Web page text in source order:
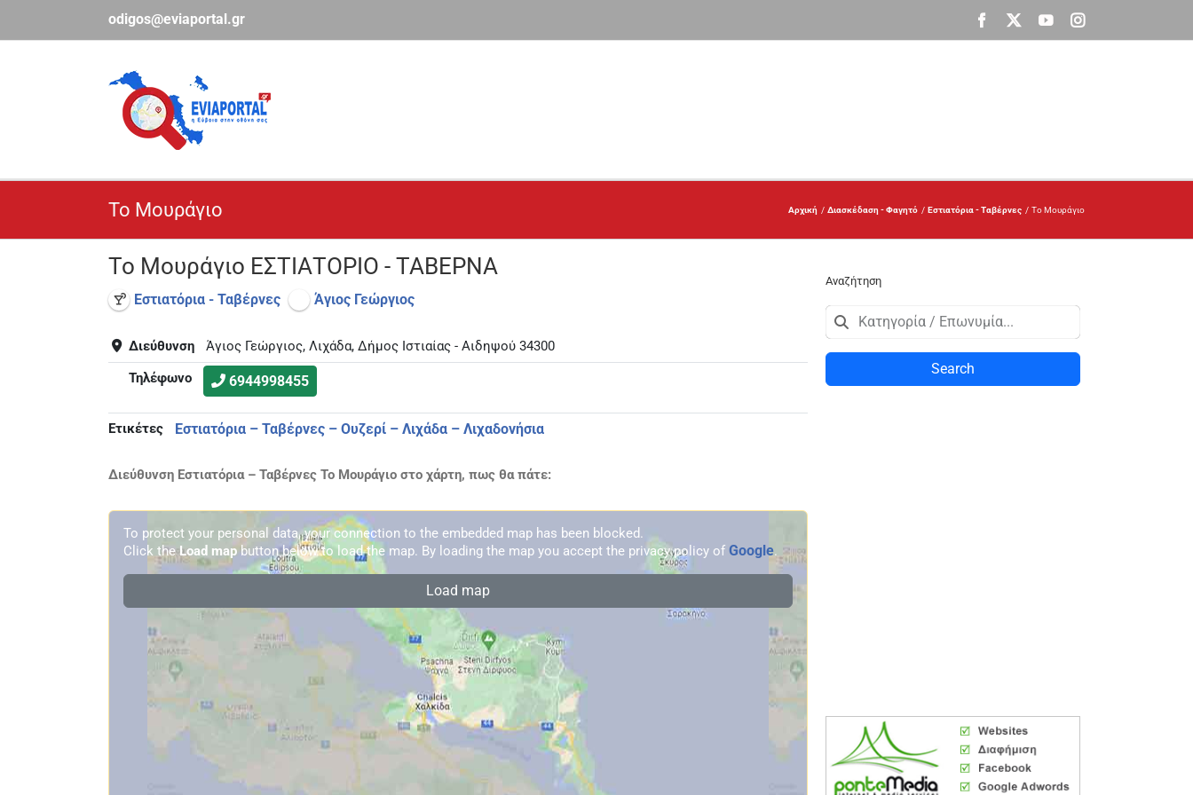
περιεχόμενο
odigos@eviaportal.gr Facebook
X YouTubeInstagram
Το Μουράγιο Αρχική Διασκέδαση - Φαγητό Εστιατόρια - Ταβέρνες Το Μουράγιο
Το Μουράγιο ΕΣΤΙΑΤΟΡΙΟ - ΤΑΒΕΡΝΑ
Εστιατόρια - Ταβέρνες Άγιος Γεώργιος
Διεύθυνση
Άγιος Γεώργιος, Λιχάδα, Δήμος Ιστιαίας - Αιδηψού 34300
Τηλέφωνο
6944998455
Ετικέτες Εστιατόρια – Ταβέρνες – Ουζερί – Λιχάδα – Λιχαδονήσια
Διεύθυνση Εστιατόρια – Ταβέρνες Το Μουράγιο στο χάρτη, πως θα πάτε:
To protect your personal data, your connection to the embedded map has been blocked.
Click the Load mapbutton below to load the map. By loading the map you accept the privacy policy of Google.
Load map
Αναζήτηση
Search